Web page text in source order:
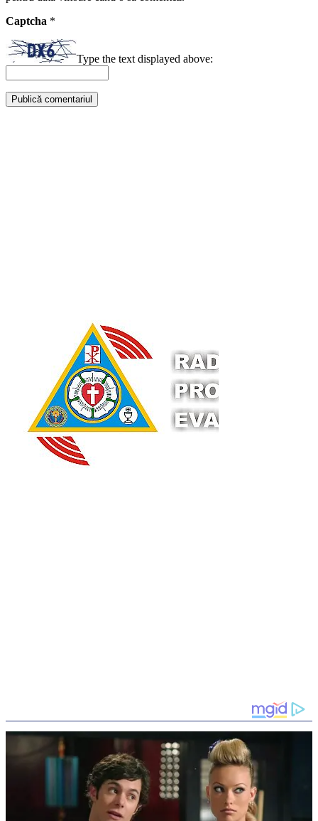
Captcha *
Type the text displayed above: